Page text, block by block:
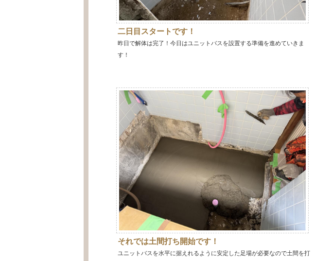
二日目スタートです！
昨日で解体は完了！今日はユニットバスを設置する準備を進めていきま
す！
それでは土間打ち開始です！
ユニットバスを水平に据えれるように安定した足場が必要なので土間を打